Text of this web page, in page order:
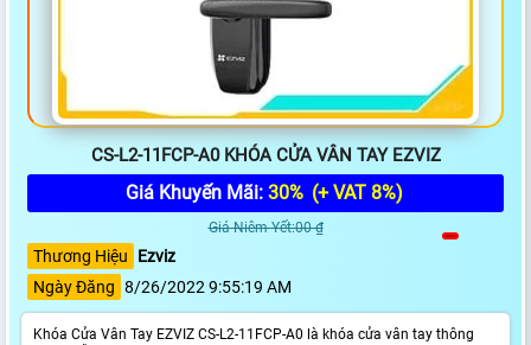
CS-L2-11FCP-A0 KHÓA CỬA VÂN TAY EZVIZ
Giá Khuyến Mãi: 30% (+ VAT 8%)
Giá Niêm Yết:00 ₫
Thương Hiệu
Ezviz
Ngày Đăng 8/26/2022 9:55:19 AM
Khóa Cửa Vân Tay EZVIZ CS-L2-11FCP-A0 là khóa cửa vân tay thông